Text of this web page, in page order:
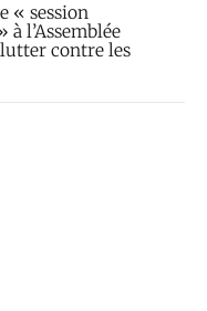
« session
l’Assemblée
contre les